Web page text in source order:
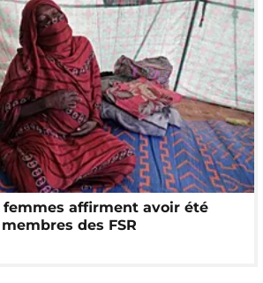
femmes affirment avoir été
des FSR